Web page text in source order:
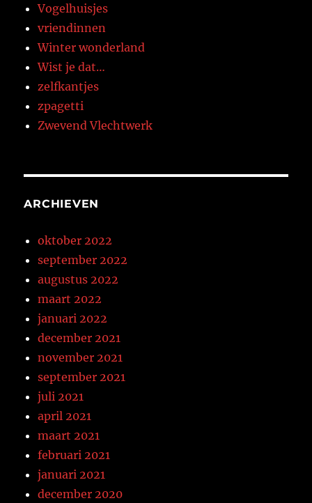
Vogelhuisjes
vriendinnen
Winter wonderland
Wist je dat…
zelfkantjes
zpagetti
Zwevend Vlechtwerk
ARCHIEVEN
oktober 2022
september 2022
augustus 2022
maart 2022
januari 2022
december 2021
november 2021
september 2021
juli 2021
april 2021
maart 2021
februari 2021
januari 2021
december 2020